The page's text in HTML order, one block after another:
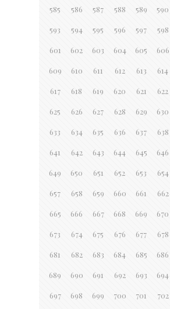
585 586 587 588 589 590
593 594 595 596 597 598
601 602 603 604 605 606
609 610 611 612 613 614
617 618 619 620 621 622
625 626 627 628 629 630
633 634 635 636 637 638
641 642 643 644 645 646
649 650 651 652 653 654
657 658 659 660 661 662
665 666 667 668 669 670
673 674 675 676 677 678
681 682 683 684 685 686
689 690 691 692 693 694
697 698 699 700 701 702